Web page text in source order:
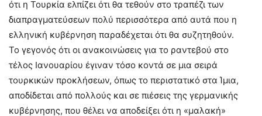
ότι η Τουρκία ελπίζει ότι θα τεθούν στο τραπέζι των
διαπραγματεύσεων πολύ περισσότερα από αυτά που η
ελληνική κυβέρνηση παραδέχεται ότι θα συζητηθούν.
Το γεγονός ότι οι ανακοινώσεις για το ραντεβού στο
τέλος Ιανουαρίου έγιναν τόσο κοντά σε μια σειρά
τουρκικών προκλήσεων, όπως το περιστατικό στα Ίμια,
αποδίδεται από πολλούς και σε πιέσεις της γερμανικής
κυβέρνησης, που θέλει να αποδείξει ότι η «μαλακή»